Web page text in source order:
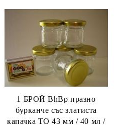
1 БРОЙ BhBp празно
бурканче със златиста
капачка ТО 43 мм / 40 мл /